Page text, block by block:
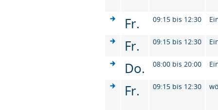
Fr. 09:15 bis 12:30
Fr. 09:15 bis 12:30
Do. 08:00 bis 20:00
Fr. 09:15 bis 12:30